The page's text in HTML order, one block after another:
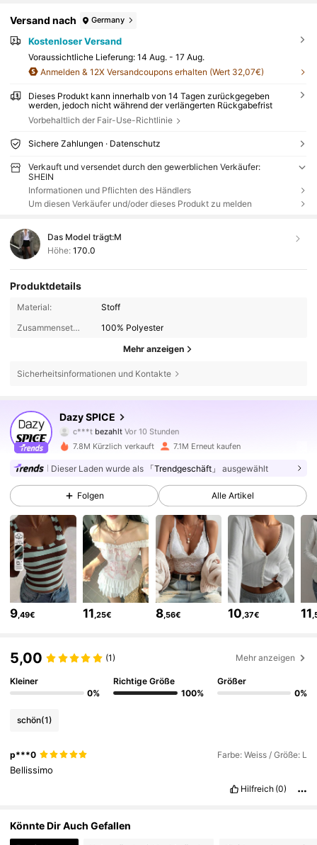
Versand nach Germany
Kostenloser Versand
Voraussichtliche Lieferung: 14 Aug. - 17 Aug.
Anmelden & 12X Versandcoupons erhalten (Wert 32,07€)
Dieses Produkt kann innerhalb von 14 Tagen zurückgegeben
werden, jedoch nicht während der verlängerten Rückgabefrist
Vorbehaltlich der Fair-Use-Richtlinie
Sichere Zahlungen · Datenschutz
Verkauft und versendet durch den gewerblichen Verkäufer:
SHEIN
Informationen und Pflichten des Händlers
Um diesen Verkäufer und/oder dieses Produkt zu melden
Das Model trägt:M
Höhe: 170.0
Produktdetails
Material:
Stoff
Zusammensetzung:
100% Polyester
Mehr anzeigen
Sicherheitsinformationen und Kontakte
Dazy SPICE
c***tbezahltVor 10 Stunden
c***a istVor 4 Stundengefolgt
2M Follower
4,84 2M Follower
4,84 2M Follower
4,84 2M Follower
7.8M Kürzlich verkauft 7.1M Erneut kaufen
Dieser Laden wurde als 「Trendgeschäft」 ausgewählt
Folgen Alle Artikel
9 ,49€ 11 ,25€ 8,56€ 10 ,37€ 11
5,00 (1) Mehr anzeigen
Kleiner
0%
Richtige Größe
100%
Größer
0%
schön(1)
p***0 Farbe: Weiss / Größe: L
Bellissimo
Hilfreich (0)
Könnte Dir Auch Gefallen